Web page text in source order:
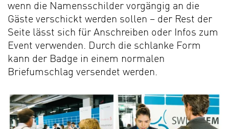
wenn die Namensschilder vorgängig an die
Gäste verschickt werden sollen – der Rest der
Seite lässt sich für Anschreiben oder Infos zum
Event verwenden. Durch die schlanke Form
kann der Badge in einem normalen
Briefumschlag versendet werden.